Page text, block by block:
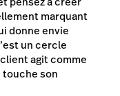
marquant
donne envie
un cercle
agit comme
son